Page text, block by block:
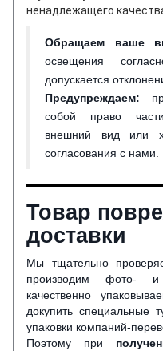
ненадлежащего
Обращаем ваше
освещения
допускается
Предупреждаем:
собой право
внешний вид или
согласования с нами.
Товар
доставки
Мы тщательно
производим фото-
качественно
докупить специальные
упаковки компаний-
Поэтому при